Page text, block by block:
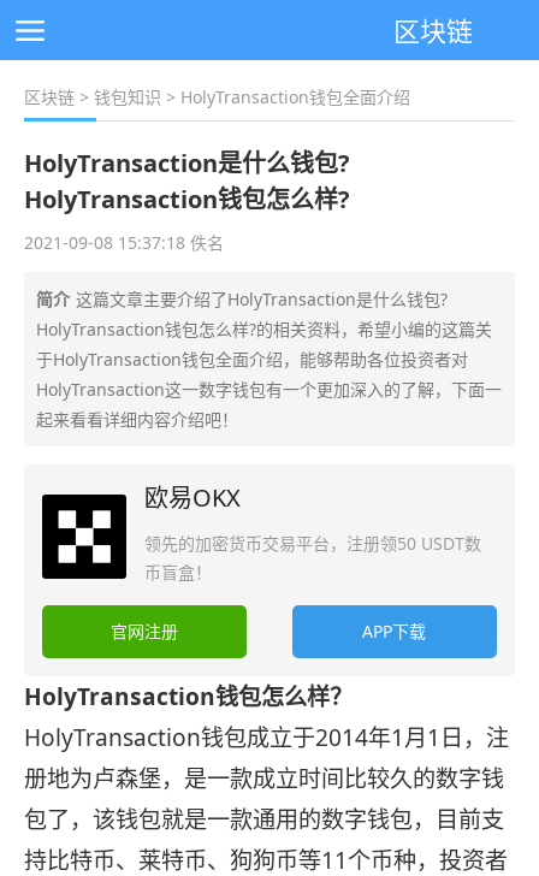
区块链
区块链 > 钱包知识 > HolyTransaction钱包全面介绍
HolyTransaction是什么钱包?
HolyTransaction钱包怎么样?
2021-09-08 15:37:18 佚名
简介 这篇文章主要介绍了HolyTransaction是什么钱包?
HolyTransaction钱包怎么样?的相关资料，希望小编的这篇关
于HolyTransaction钱包全面介绍，能够帮助各位投资者对
HolyTransaction这一数字钱包有一个更加深入的了解，下面一
起来看看详细内容介绍吧！
欧易OKX
领先的加密货币交易平台，注册领50 USDT数
币盲盒！
官网注册 APP下载
HolyTransaction钱包怎么样？
HolyTransaction钱包成立于2014年1月1日，注
册地为卢森堡，是一款成立时间比较久的数字钱
包了，该钱包就是一款通用的数字钱包，目前支
持比特币、莱特币、狗狗币等11个币种，投资者